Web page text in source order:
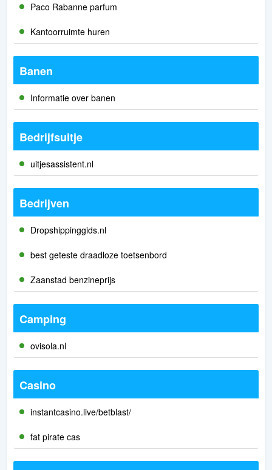
Paco Rabanne parfum
Kantoorruimte huren
Banen
Informatie over banen
Bedrijfsuitje
uitjesassistent.nl
Bedrijven
Dropshippinggids.nl
best geteste draadloze toetsenbord
Zaanstad benzineprijs
Camping
ovisola.nl
Casino
instantcasino.live/betblast/
fat pirate cas